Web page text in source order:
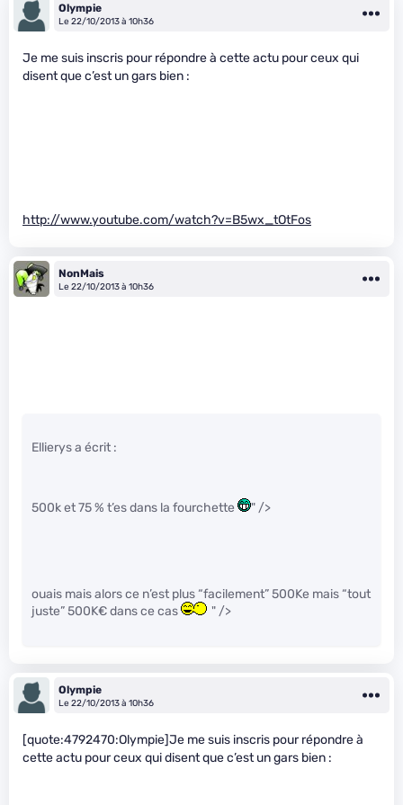
Olympie
Le 22/10/2013 à 10h36
Je me suis inscris pour répondre à cette actu pour ceux qui
disent que c’est un gars bien :
http://www.youtube.com/watch?v=B5wx_tOtFos
NonMais
Le 22/10/2013 à 10h36
Ellierys a écrit :
500k et 75 % t’es dans la fourchette " />
ouais mais alors ce n’est plus “facilement” 500Ke mais “tout
juste” 500K€ dans ce cas
" />
Olympie
Le 22/10/2013 à 10h36
[quote:4792470:Olympie]Je me suis inscris pour répondre à
cette actu pour ceux qui disent que c’est un gars bien :